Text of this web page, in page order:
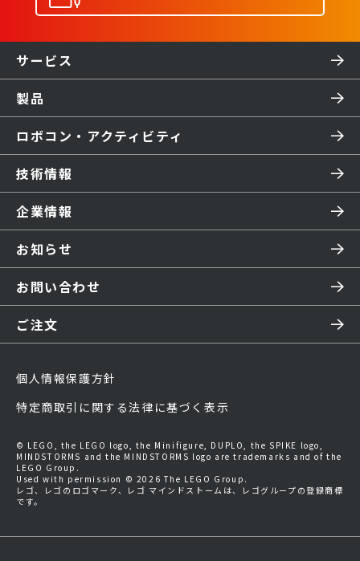
サービス
製品
ロボコン・アクティビティ
技術情報
企業情報
お知らせ
お問い合わせ
ご注文
個人情報保護方針
特定商取引に関する法律に基づく表示
© LEGO, the LEGO logo, the Minifigure, DUPLO, the SPIKE logo,
MINDSTORMS and the MINDSTORMS logo are trademarks and of the
LEGO Group.
Used with permission © 2026 The LEGO Group.
レゴ、レゴのロゴマーク、レゴ マインドストームは、レゴグループの登録商標
です。